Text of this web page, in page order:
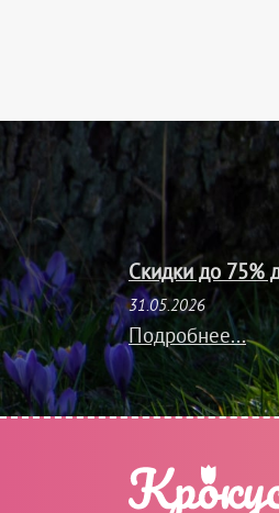
Скидки до 75%
31.05.2026
Подробнее...